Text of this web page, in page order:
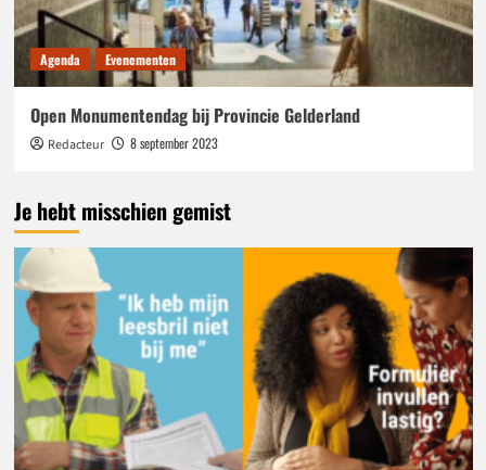
Agenda Evenementen
Open Monumentendag bij Provincie Gelderland
Redacteur 8 september 2023
Je hebt misschien gemist